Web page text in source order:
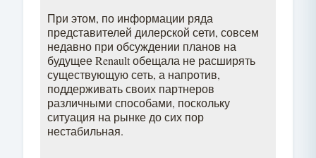
При этом, по информации ряда
представителей дилерской сети, совсем
недавно при обсуждении планов на
будущее Renault обещала не расширять
существующую сеть, а напротив,
поддерживать своих партнеров
различными способами, поскольку
ситуация на рынке до сих пор
нестабильная.